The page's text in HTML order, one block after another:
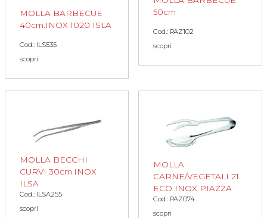
MOLLA BARBECUE
40cm.INOX 1020 ISLA
Cod.: ILS535
scopri
50cm
Cod.: PAZ102
scopri
MOLLA BECCHI
CURVI 30cm.INOX
ILSA
Cod.: ILSA255
scopri
MOLLA
CARNE/VEGETALI 21
ECO INOX PIAZZA
Cod.: PAZ074
scopri